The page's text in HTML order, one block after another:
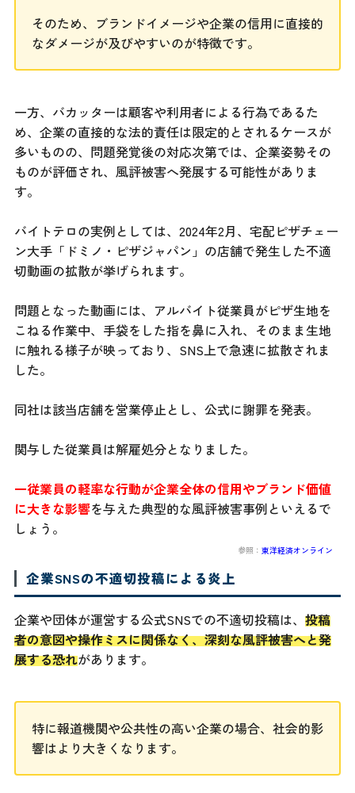
そのため、ブランドイメージや企業の信用に直接的
なダメージが及びやすいのが特徴です。
一方、バカッターは顧客や利用者による行為であるた
め、企業の直接的な法的責任は限定的とされるケースが
多いものの、問題発覚後の対応次第では、企業姿勢その
ものが評価され、風評被害へ発展する可能性がありま
す。
バイトテロの実例としては、2024年2月、宅配ピザチェー
ン大手「ドミノ・ピザジャパン」の店舗で発生した不適
切動画の拡散が挙げられます。
問題となった動画には、アルバイト従業員がピザ生地を
こねる作業中、手袋をした指を鼻に入れ、そのまま生地
に触れる様子が映っており、SNS上で急速に拡散されま
した。
同社は該当店舗を営業停止とし、公式に謝罪を発表。
関与した従業員は解雇処分となりました。
一従業員の軽率な行動が企業全体の信用やブランド価値
に大きな影響を与えた典型的な風評被害事例といえるで
しょう。
参照：東洋経済オンライン
企業SNSの不適切投稿による炎上
企業や団体が運営する公式SNSでの不適切投稿は、 投稿
者の意図や操作ミスに関係なく、深刻な風評被害へと発
展する恐れがあります。
特に報道機関や公共性の高い企業の場合、社会的影
響はより大きくなります。